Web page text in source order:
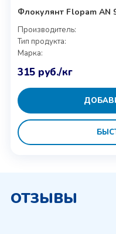
Флокулянт Flopam AN
Производитель:
Тип продукта:
Марка:
315 руб./кг
ОТЗЫВЫ